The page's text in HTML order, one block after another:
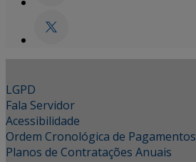
LGPD
Fala Servidor
Acessibilidade
Ordem Cronológica de Pagamentos
Planos de Contratações Anuais